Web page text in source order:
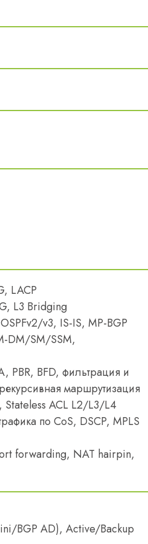
LACP
L3 Bridging
v3, IS-IS, MP-BGP
DM/SM/SSM,
PBR, BFD, фильтрация и
маршрутизация
Stateless ACL L2/L3/L4
по CoS, DSCP, MPLS
forwarding, NAT hairpin,
BGP AD), Active/Backup